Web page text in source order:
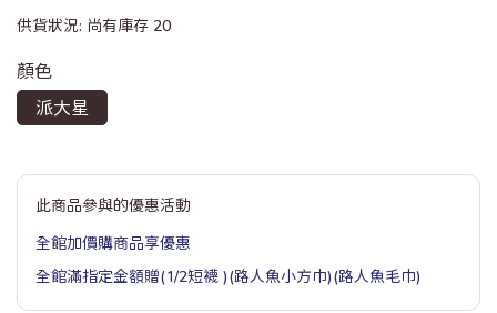
供貨狀況: 尚有庫存 20
顏色
派大星
此商品參與的優惠活動
全館加價購商品享優惠
全館滿指定金額贈(1/2短襪 )(路人魚小方巾)(路人魚毛巾)